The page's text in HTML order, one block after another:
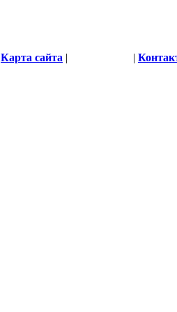
Карта сайта | |